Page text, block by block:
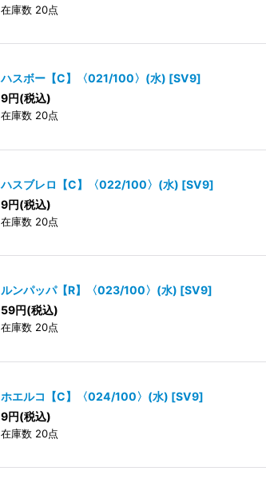
在庫数 20点
ハスボー【C】〈021/100〉(水) [SV9]
9円(税込)
在庫数 20点
ハスブレロ【C】〈022/100〉(水) [SV9]
9円(税込)
在庫数 20点
ルンパッパ【R】〈023/100〉(水) [SV9]
59円(税込)
在庫数 20点
ホエルコ【C】〈024/100〉(水) [SV9]
9円(税込)
在庫数 20点